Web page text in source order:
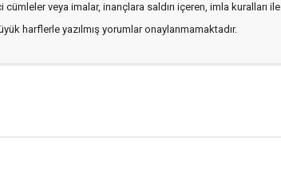
veya imalar, inançlara saldırı içeren, imla kuralları ile
harflerle yazılmış yorumlar onaylanmamaktadır.